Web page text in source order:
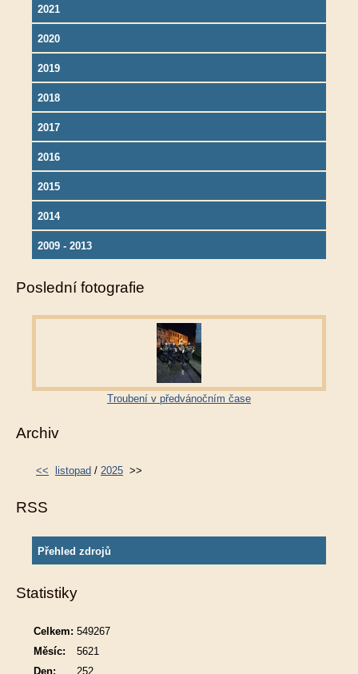
2021
2020
2019
2018
2017
2016
2015
2014
2009 - 2013
Poslední fotografie
Troubení v předvánočním čase
Archiv
<< listopad / 2025 >>
RSS
Přehled zdrojů
Statistiky
Celkem: 549267
Měsíc:
5621
Den:
252